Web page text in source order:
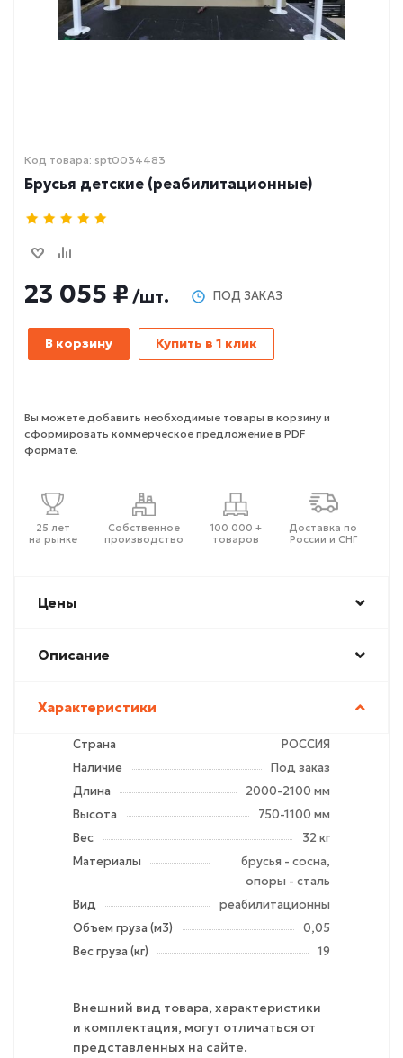
Код товара: spt0034483
Брусья детские (реабилитационные)
23 055 ₽ /шт. ПОД ЗАКАЗ
В корзину Купить в 1 клик
Вы можете добавить необходимые товары в корзину и
сформировать коммерческое предложение в PDF
формате.
25 лет
на рынке
Собственное
производство
100 000 +
товаров
Доставка по
России и СНГ
Цены
Описание
Характеристики
Страна
РОССИЯ
Наличие
Под заказ
Длина
2000-2100 мм
Высота
750-1100 мм
Вес
32 кг
Материалы
брусья - сосна,
опоры - сталь
Вид
реабилитационные
Объем груза (м3)
0,05
Вес груза (кг)
19
Внешний вид товара, характеристики
и комплектация, могут отличаться от
представленных на сайте.